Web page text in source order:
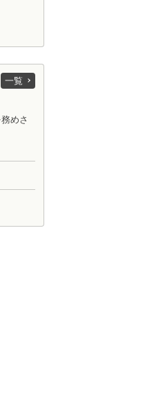
一覧
めさ